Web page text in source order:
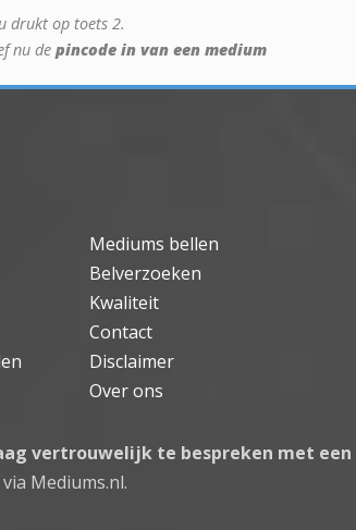
drukt op toets 2.
nu de pincode in van een medium
Mediums bellen
Belverzoeken
Kwaliteit
Contact
Disclaimer
Over ons
vertrouwelijk te bespreken met een
Mediums.nl.